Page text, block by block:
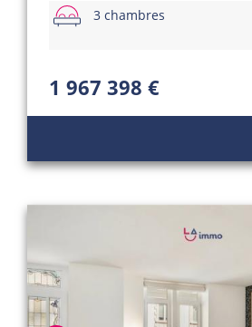
3 chambres
1 967 398 €